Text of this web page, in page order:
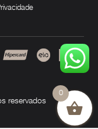
reservados
0